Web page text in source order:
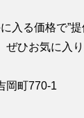
入る価格で”
ぜひお気に入
岡町770-1